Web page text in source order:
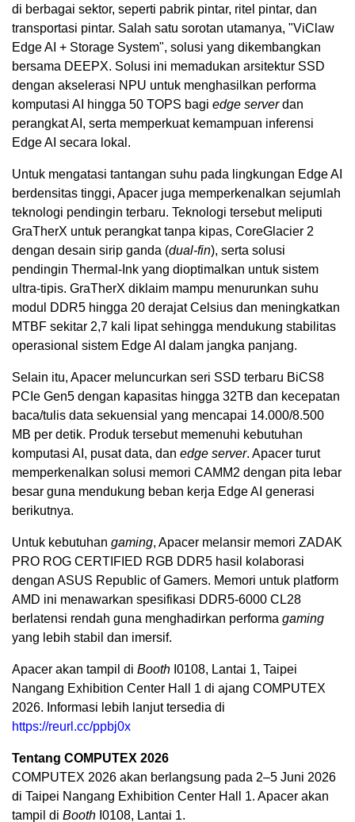
di berbagai sektor, seperti pabrik pintar, ritel pintar, dan
transportasi pintar. Salah satu sorotan utamanya, "ViClaw
Edge AI + Storage System", solusi yang dikembangkan
bersama DEEPX. Solusi ini memadukan arsitektur SSD
dengan akselerasi NPU untuk menghasilkan performa
komputasi AI hingga 50 TOPS bagi edge serverdan
perangkat AI, serta memperkuat kemampuan inferensi
Edge AI secara lokal.
Untuk mengatasi tantangan suhu pada lingkungan Edge AI
berdensitas tinggi, Apacer juga memperkenalkan sejumlah
teknologi pendingin terbaru. Teknologi tersebut meliputi
GraTherX untuk perangkat tanpa kipas, CoreGlacier 2
dengan desain sirip ganda (dual-fin), serta solusi
pendingin Thermal-Ink yang dioptimalkan untuk sistem
ultra-tipis. GraTherX diklaim mampu menurunkan suhu
modul DDR5 hingga 20 derajat Celsius dan meningkatkan
MTBF sekitar 2,7 kali lipat sehingga mendukung stabilitas
operasional sistem Edge AI dalam jangka panjang.
Selain itu, Apacer meluncurkan seri SSD terbaru BiCS8
PCIe Gen5 dengan kapasitas hingga 32TB dan kecepatan
baca/tulis data sekuensial yang mencapai 14.000/8.500
MB per detik. Produk tersebut memenuhi kebutuhan
komputasi AI, pusat data, dan edge server. Apacer turut
memperkenalkan solusi memori CAMM2 dengan pita lebar
besar guna mendukung beban kerja Edge AI generasi
berikutnya.
Untuk kebutuhan gaming, Apacer melansir memori ZADAK
PRO ROG CERTIFIED RGB DDR5 hasil kolaborasi
dengan ASUS Republic of Gamers. Memori untuk platform
AMD ini menawarkan spesifikasi DDR5-6000 CL28
berlatensi rendah guna menghadirkan performa gaming
yang lebih stabil dan imersif.
Apacer akan tampil di Booth I0108, Lantai 1, Taipei
Nangang Exhibition Center Hall 1 di ajang COMPUTEX
2026. Informasi lebih lanjut tersedia di
https://reurl.cc/ppbj0x
Tentang COMPUTEX 2026
COMPUTEX 2026 akan berlangsung pada 2–5 Juni 2026
di Taipei Nangang Exhibition Center Hall 1. Apacer akan
tampil di Booth I0108, Lantai 1.